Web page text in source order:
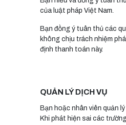
của luật pháp Việt Nam.
Bạn đồng ý tuân thủ các
không chịu trách nhiệm
định thanh toán này.
QUẢN LÝ DỊCH VỤ
Bạn hoặc nhân viên quản
Khi phát hiện sai các